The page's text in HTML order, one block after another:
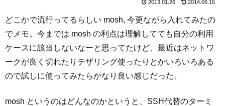
2013.01.26 2014.06.16
どこかで流行ってるらしい mosh, 今更ながら入れてみたの
でメモ。今までは mosh の利点は理解してても自分の利用
ケースに該当しないなーと思ってたけど、最近はネットワ
ークが良く切れたりテザリング使ったりとかいろいろある
ので試しに使ってみたらかなり良い感じだった。
mosh というのはどんなのかというと、SSH代替のターミ